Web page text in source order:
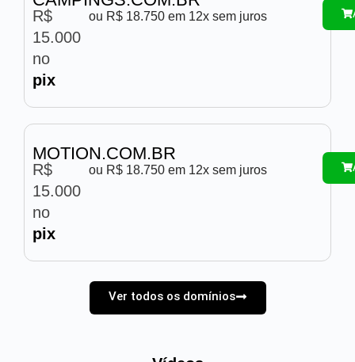
R$
15.000
no
pix
ou R$ 18.750 em 12x sem juros
MOTION.COM.BR
R$
15.000
no
pix
ou R$ 18.750 em 12x sem juros
Ver todos os domínios